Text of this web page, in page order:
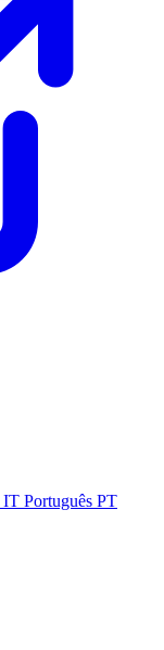
IT Português PT